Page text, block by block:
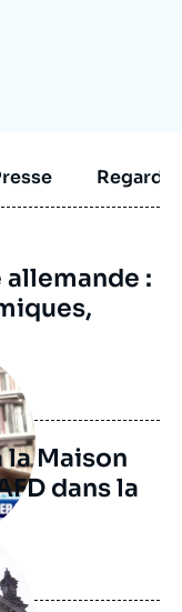
allemande :
la Maison
dans la